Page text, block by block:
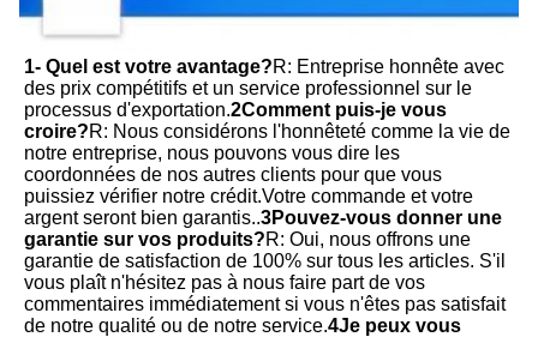
1- Quel est votre avantage?R: Entreprise honnête avec
des prix compétitifs et un service professionnel sur le
processus d'exportation.2Comment puis-je vous
croire?R: Nous considérons l'honnêteté comme la vie de
notre entreprise, nous pouvons vous dire les
coordonnées de nos autres clients pour que vous
puissiez vérifier notre crédit.Votre commande et votre
argent seront bien garantis..3Pouvez-vous donner une
garantie sur vos produits?R: Oui, nous offrons une
garantie de satisfaction de 100% sur tous les articles. S'il
vous plaît n'hésitez pas à nous faire part de vos
commentaires immédiatement si vous n'êtes pas satisfait
de notre qualité ou de notre service.4Je peux vous